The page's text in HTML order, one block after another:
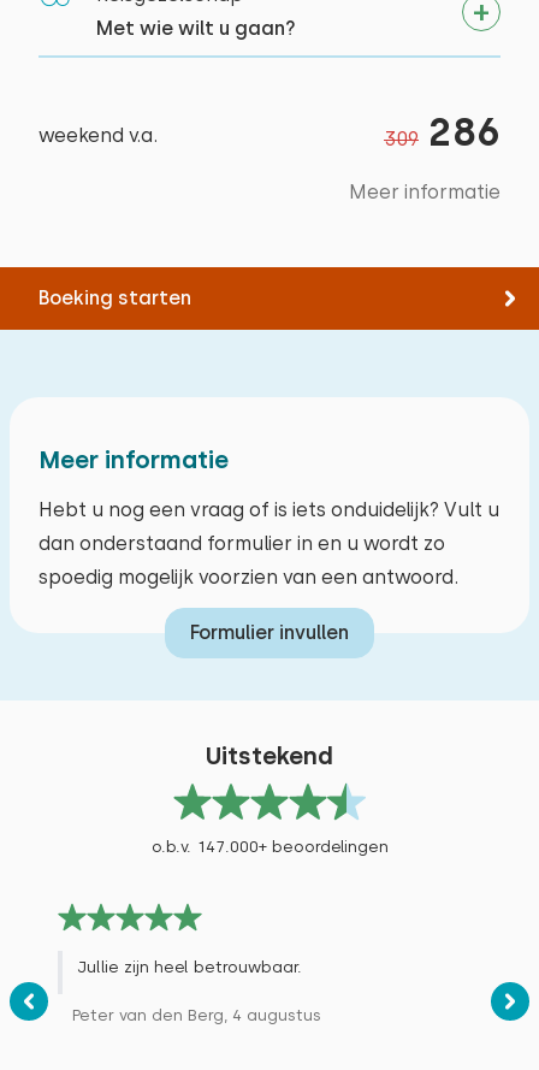
Met wie wilt u gaan?
weekend v.a. 309 286
Meer informatie
Boeking starten
Kanoën
Meer informatie
Hebt u nog een vraag of is iets onduidelijk? Vult u
dan onderstaand formulier in en u wordt zo
spoedig mogelijk voorzien van een antwoord.
Formulier invullen
Uitstekend
o.b.v. 147.000+ beoordelingen
Jullie zijn heel betrouwbaar.
Peter van den Berg, 4 augustus